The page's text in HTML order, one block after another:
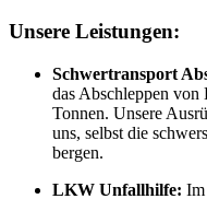
Unsere Leistungen:
Schwertransport
das Abschleppen
Tonnen. Unsere
uns, selbst die
bergen.
LKW Unfallhilfe: Im